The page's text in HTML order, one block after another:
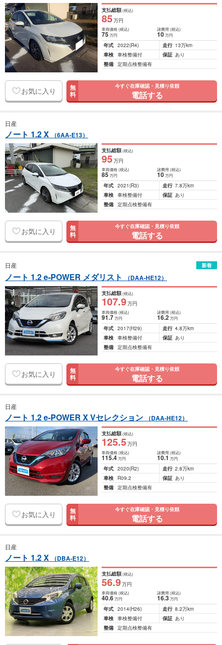
支払総額(税込)
85万円
車両価格(税込)
75万円
諸費用 (税込)
10 万円
年式 2022(R4) 走行 13万km
車検 車検整備付 保証 あり
整備 定期点検整備有
お気に入り 無
料
今すぐ在庫確認・見積り依頼
電話する
日産
ノート 1.2 X （6AA-E13）
支払総額(税込)
95万円
車両価格(税込)
85万円
諸費用 (税込)
10 万円
年式 2021(R3) 走行 7.8万km
車検 車検整備付 保証 あり
整備 定期点検整備有
お気に入り 無
料
今すぐ在庫確認・見積り依頼
電話する
日産 新着
ノート 1.2 e-POWER メダリスト （DAA-HE12）
支払総額(税込)
107.9万円
車両価格(税込)
91.7万円
諸費用 (税込)
16.2 万円
年式 2017(H29) 走行 4.8万km
車検 車検整備付 保証 あり
整備 定期点検整備有
お気に入り 無
料
今すぐ在庫確認・見積り依頼
電話する
日産
ノート 1.2 e-POWER X Vセレクション （DAA-HE12）
支払総額(税込)
125.5万円
車両価格(税込)
115.4万円
諸費用 (税込)
10.1 万円
年式 2020(R2) 走行 2.8万km
車検
R09.2 保証 あり
整備 定期点検整備有
お気に入り 無
料
今すぐ在庫確認・見積り依頼
電話する
日産
ノート 1.2 X （DBA-E12）
支払総額(税込)
56.9万円
車両価格(税込)
40.6万円
諸費用 (税込)
16.3 万円
年式 2014(H26) 走行 8.2万km
車検 車検整備付 保証 あり
整備 定期点検整備有